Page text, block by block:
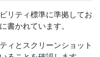
リティ標準に準拠してお
書かれています。
ィとスクリーンショット